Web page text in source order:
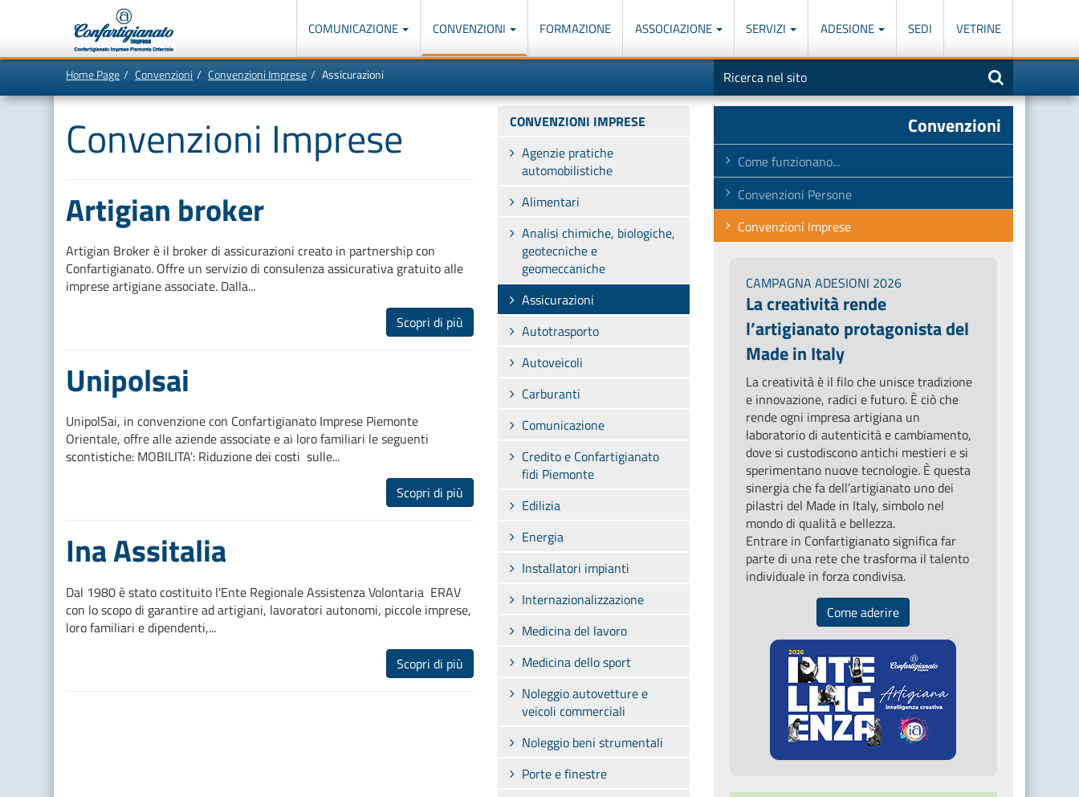
al
questa
navigazione
navigazione
principale:
COMUNICAZIONE CONVENZIONI FORMAZIONE ASSOCIAZIONE SERVIZI ADESIONE SEDI VETRINE
Home Page Convenzioni Convenzioni Imprese Assicurazioni
Motore
ricerca
Inserisci
una
più
parole
campo
Convenzioni Imprese
Artigian broker
Artigian Broker è il broker di assicurazioni creato in partnership con
Confartigianato. Offre un servizio di consulenza assicurativa gratuito alle
imprese artigiane associate. Dalla...
Scopri di più
Unipolsai
UnipolSai, in convenzione con Confartigianato Imprese Piemonte
Orientale, offre alle aziende associate e ai loro familiari le seguenti
scontistiche: MOBILITA': Riduzione dei costi sulle...
Scopri di più
Ina Assitalia
Dal 1980 è stato costituito l'Ente Regionale Assistenza Volontaria  ERAV 
con lo scopo di garantire ad artigiani, lavoratori autonomi, piccole imprese,
loro familiari e dipendenti,...
Scopri di più
CONVENZIONI IMPRESE
Agenzie pratiche
automobilistiche
Alimentari
Analisi chimiche, biologiche,
geotecniche e
geomeccaniche
Assicurazioni
Autotrasporto
Autoveicoli
Carburanti
Comunicazione
Credito e Confartigianato
fidi Piemonte
Edilizia
Energia
Installatori impianti
Internazionalizzazione
Medicina del lavoro
Medicina dello sport
Noleggio autovetture e
veicoli commerciali
Noleggio beni strumentali
Porte e finestre
Convenzioni
Come funzionano...
Convenzioni Persone
Convenzioni Imprese
CAMPAGNA ADESIONI 2026
La creatività rende
l’artigianato protagonista del
Made in Italy
La creatività è il filo che unisce tradizione
e innovazione, radici e futuro. È ciò che
rende ogni impresa artigiana un
laboratorio di autenticità e cambiamento,
dove si custodiscono antichi mestieri e si
sperimentano nuove tecnologie. È questa
sinergia che fa dell’artigianato uno dei
pilastri del Made in Italy, simbolo nel
mondo di qualità e bellezza.
Entrare in Confartigianato significa far
parte di una rete che trasforma il talento
individuale in forza condivisa.
Come aderire